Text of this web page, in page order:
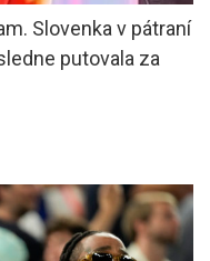
Slovenka v pátraní
putovala za